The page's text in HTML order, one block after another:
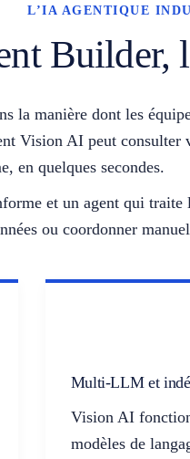
L’IA AGENTIQUE
Builder,
la manière dont les
Vision AI peut
en quelques secondes.
et un agent qui
ou coordonner
Multi-LLM et
Vision AI
modèles de